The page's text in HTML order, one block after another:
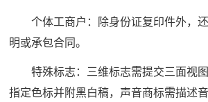
个体工商户：除身份证复印件外，还
明或承包合同。
特殊标志：三维标志需提交三面视图
指定色标并附黑白稿，声音商标需描述